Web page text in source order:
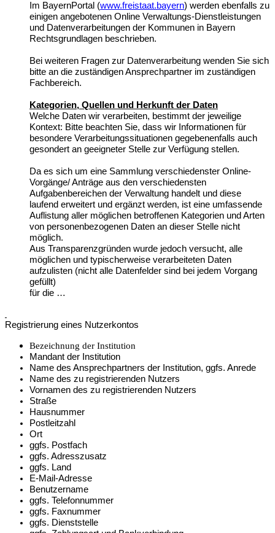
Im BayernPortal (www.freistaat.bayern) werden ebenfalls zu
einigen angebotenen Online Verwaltungs-Dienstleistungen
und Datenverarbeitungen der Kommunen in Bayern
Rechtsgrundlagen beschrieben.
Bei weiteren Fragen zur Datenverarbeitung wenden Sie sich
bitte an die zuständigen Ansprechpartner im zuständigen
Fachbereich.
Kategorien, Quellen und Herkunft der Daten
Welche Daten wir verarbeiten, bestimmt der jeweilige
Kontext: Bitte beachten Sie, dass wir Informationen für
besondere Verarbeitungssituationen gegebenenfalls auch
gesondert an geeigneter Stelle zur Verfügung stellen.
Da es sich um eine Sammlung verschiedenster Online-
Vorgänge/ Anträge aus den verschiedensten
Aufgabenbereichen der Verwaltung handelt und diese
laufend erweitert und ergänzt werden, ist eine umfassende
Auflistung aller möglichen betroffenen Kategorien und Arten
von personenbezogenen Daten an dieser Stelle nicht
möglich.
Aus Transparenzgründen wurde jedoch versucht, alle
möglichen und typischerweise verarbeiteten Daten
aufzulisten (nicht alle Datenfelder sind bei jedem Vorgang
gefüllt)
für die …
Registrierung eines Nutzerkontos
Bezeichnung der Institution
Mandant der Institution
Name des Ansprechpartners der Institution, ggfs. Anrede
Name des zu registrierenden Nutzers
Vornamen des zu registrierenden Nutzers
Straße
Hausnummer
Postleitzahl
Ort
ggfs. Postfach
ggfs. Adresszusatz
ggfs. Land
E-Mail-Adresse
Benutzername
ggfs. Telefonnummer
ggfs. Faxnummer
ggfs. Dienststelle